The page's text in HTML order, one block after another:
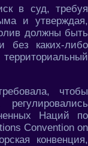
в суд, требуя
и утверждая,
должны быть
без каких-либо
чтобы
Наций по
Convention on
конвенция,